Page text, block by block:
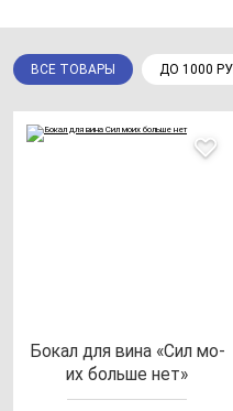
ВСЕ ТОВАРЫ ДО 1000
Бокал для ви­на «Сил мо­
их боль­ше нет»